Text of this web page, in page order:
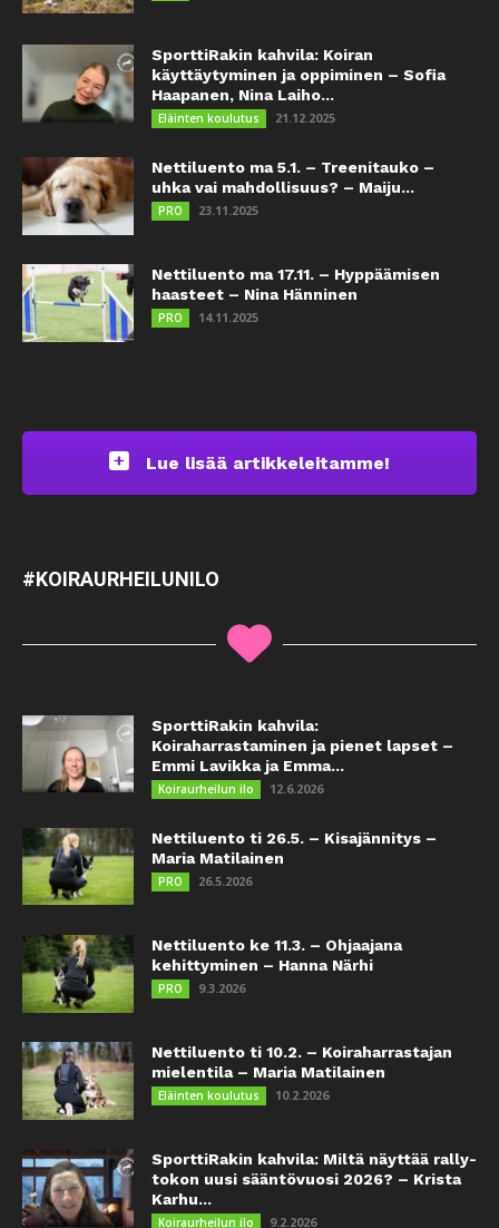
SporttiRakin kahvila: Koiran
käyttäytyminen ja oppiminen – Sofia
Haapanen, Nina Laiho...
Eläinten koulutus 21.12.2025
Nettiluento ma 5.1. – Treenitauko –
uhka vai mahdollisuus? – Maiju...
PRO 23.11.2025
Nettiluento ma 17.11. – Hyppäämisen
haasteet – Nina Hänninen
PRO 14.11.2025
Lue lisää artikkeleitamme!
#KOIRAURHEILUNILO
SporttiRakin kahvila:
Koiraharrastaminen ja pienet lapset –
Emmi Lavikka ja Emma...
Koiraurheilun ilo 12.6.2026
Nettiluento ti 26.5. – Kisajännitys –
Maria Matilainen
PRO 26.5.2026
Nettiluento ke 11.3. – Ohjaajana
kehittyminen – Hanna Närhi
PRO 9.3.2026
Nettiluento ti 10.2. – Koiraharrastajan
mielentila – Maria Matilainen
Eläinten koulutus 10.2.2026
SporttiRakin kahvila: Miltä näyttää rally-
tokon uusi sääntövuosi 2026? – Krista
Karhu...
Koiraurheilun ilo 9.2.2026